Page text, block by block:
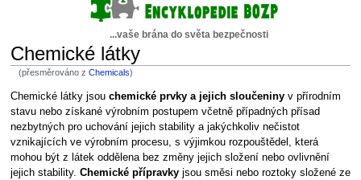
...vaše brána do světa bezpečnosti
Chemické látky
(přesměrováno zChemicals)
Skočit
na
navigaci
Skočit
na
vyhledávání
Chemické látky jsou chemické prvky a jejich sloučeninyv přírodním
stavu nebo získané výrobním postupem včetně případných přísad
nezbytných pro uchování jejich stability a jakýchkoliv nečistot
vznikajících ve výrobním procesu, s výjimkou rozpouštědel, která
mohou být z látek oddělena bez změny jejich složení nebo ovlivnění
jejich stability. Chemické přípravkyjsou směsi nebo roztoky složené ze